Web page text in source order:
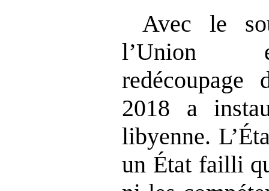
Avec le
l’Union
2018 a
libyenne.
un État failli